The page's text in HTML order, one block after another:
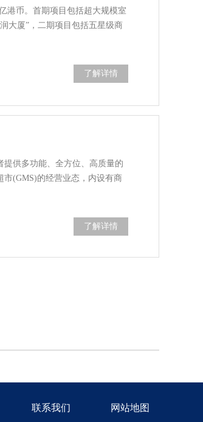
港币。首期项目包括超大规模室
大厦”，二期项目包括五星级商
了解详情
供多功能、全方位、高质量的
(GMS)的经营业态，内设有商
了解详情
联系我们 网站地图